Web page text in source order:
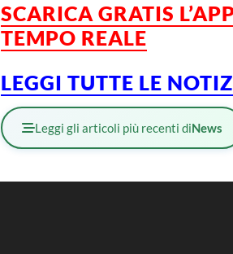
SCARICA GRATIS
TEMPO REALE
LEGGI TUTTE LE
Leggi gli articoli più recenti diNews